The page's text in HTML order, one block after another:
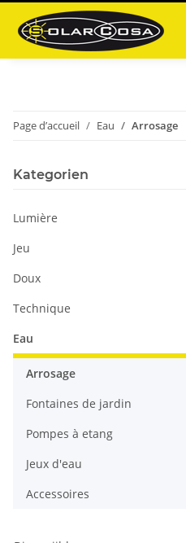
Page d’accueil Eau Arrosage
Kategorien
Lumière
Jeu
Doux
Technique
Eau
Arrosage
Fontaines de jardin
Pompes à etang
Jeux d'eau
Accessoires